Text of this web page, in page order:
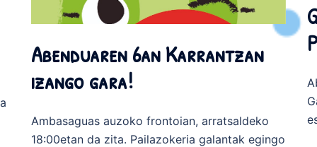
Abenduaren 6an Karrantzan
izango gara!
Ambasaguas auzoko frontoian, arratsaldeko
18:00etan da zita. Pailazokeria galantak egingo